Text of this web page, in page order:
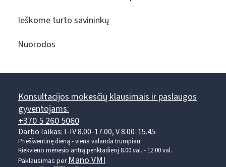
Ieškome turto savininkų
Nuorodos
Konsultacijos mokesčių klausimais ir paslaugos
gyventojams:
+370 5 260 5060
Darbo laikas: I-IV 8.00-17.00, V 8.00-15.45.
Prieššventinę dieną - viena valanda trumpiau.
Kiekvieno mėnesio antrą penktadienį 8.00 val. - 12.00 val.
Paklausimas perMano VMI